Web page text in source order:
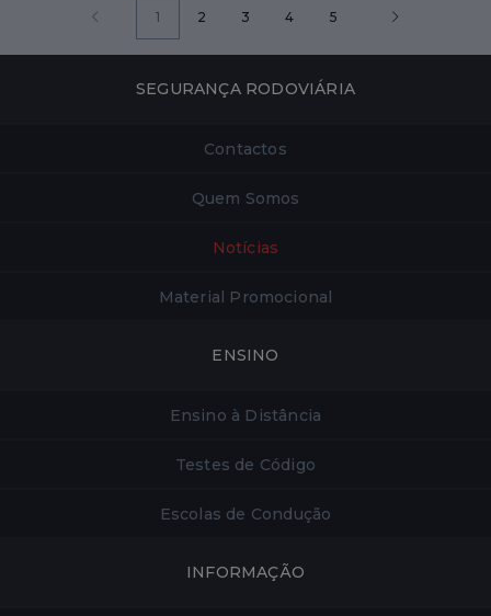
1 2 3 4 5
SEGURANÇA RODOVIÁRIA
Contactos
Quem Somos
Notícias
Material Promocional
ENSINO
Ensino à Distância
Testes de Código
Escolas de Condução
INFORMAÇÃO